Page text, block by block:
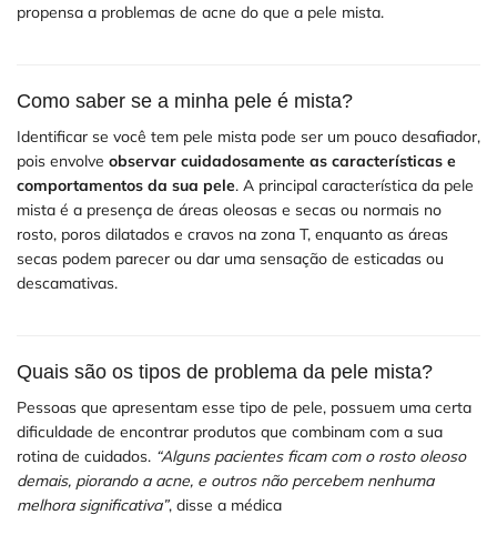
propensa a problemas de acne do que a pele mista.
Como saber se a minha pele é mista?
Identificar se você tem pele mista pode ser um pouco desafiador,
pois envolve observar cuidadosamente as características e
comportamentos da sua pele. A principal característica da pele
mista é a presença de áreas oleosas e secas ou normais no
rosto, poros dilatados e cravos na zona T, enquanto as áreas
secas podem parecer ou dar uma sensação de esticadas ou
descamativas.
Quais são os tipos de problema da pele mista?
Pessoas que apresentam esse tipo de pele, possuem uma certa
dificuldade de encontrar produtos que combinam com a sua
rotina de cuidados. “Alguns pacientes ficam com o rosto oleoso
demais, piorando a acne, e outros não percebem nenhuma
melhora significativa”, disse a médica